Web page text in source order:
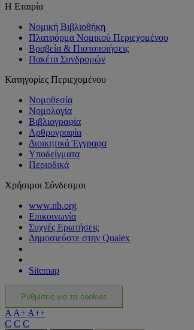
Η Εταιρία
Νομική Βιβλιοθήκη
Πλατφόρμα Νομικού Περιεχομένου
Βραβεία & Πιστοποιήσεις
Πακέτα Συνδρομών
Κατηγορίες Περιεχομένου
Νομοθεσία
Νομολογία
Βιβλιογραφία
Αρθρογραφία
Διοικητικά Έγγραφα
Υποδείγματα
Περιοδικά
Χρήσιμοι Σύνδεσμοι
www.nb.org
Επικοινωνία
Συχνές Ερωτήσεις
Δημοσιεύστε στην Qualex
Sitemap
Ρυθμίσεις για τα cookies
A A+ A++
C C C